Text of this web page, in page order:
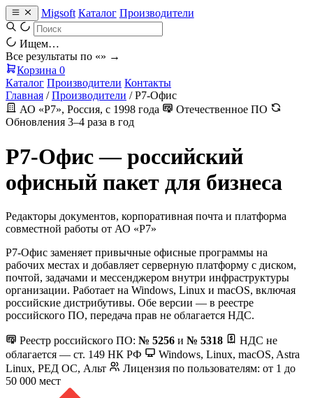
Migsoft Каталог Производители
Ищем…
Все результаты по «» →
Корзина 0
Каталог Производители Контакты
Главная / Производители / Р7-Офис
АО «Р7», Россия, с 1998 года
Отечественное ПО
Обновления 3–4 раза в год
Р7-Офис — российский
офисный пакет для бизнеса
Редакторы документов, корпоративная почта и платформа
совместной работы от АО «Р7»
Р7-Офис заменяет привычные офисные программы на
рабочих местах и добавляет серверную платформу с диском,
почтой, задачами и мессенджером внутри инфраструктуры
организации. Работает на Windows, Linux и macOS, включая
российские дистрибутивы. Обе версии — в реестре
российского ПО, передача прав не облагается НДС.
Реестр российского ПО: № 5256 и № 5318
НДС не
облагается — ст. 149 НК РФ
Windows, Linux, macOS, Astra
Linux, РЕД ОС, Альт
Лицензия по пользователям: от 1 до
50 000 мест